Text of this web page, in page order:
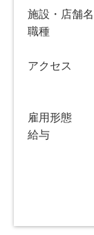
施設・店舗名
職種
アクセス
雇用形態
給与